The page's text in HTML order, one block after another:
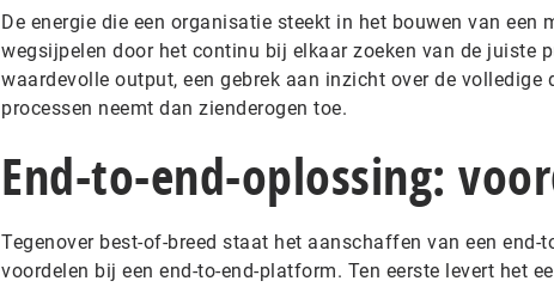
De energie die een organisatie steekt in het bouwen van een
wegsijpelen door het continu bij elkaar zoeken van de juiste
waardevolle output, een gebrek aan inzicht over de volledige
processen neemt dan zienderogen toe.
End-to-end-oplossing:
Tegenover best-of-breed staat het aanschaffen van een end-
voordelen bij een end-to-end-platform. Ten eerste levert het